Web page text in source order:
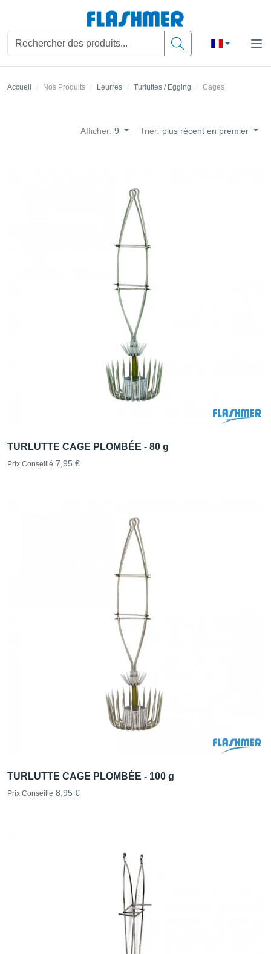
Accueil Nos Produits Leurres Turluttes / Egging Cages
Afficher:9 Trier: plus récent en premier
TURLUTTE CAGE PLOMBÉE - 80 g
Prix Conseillé 7,95 €
TURLUTTE CAGE PLOMBÉE - 100 g
Prix Conseillé 8,95 €